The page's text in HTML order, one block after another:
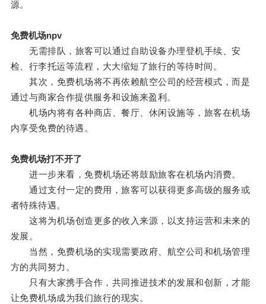
源。
免费机场npv
无需排队，旅客可以通过自助设备办理登机手续、安
检、行李托运等流程，大大缩短了旅行的等待时间。
其次，免费机场将不再依赖航空公司的经营模式，而是
通过与商家合作提供服务和设施来盈利。
机场内将有各种商店、餐厅、休闲设施等，旅客在机场
内享受免费的待遇。
免费机场打不开了
进一步来看，免费机场还将鼓励旅客在机场内消费。
通过支付一定的费用，旅客可以获得更多高级的服务或
者特殊待遇。
这将为机场创造更多的收入来源，以支持运营和未来的
发展。
当然，免费机场的实现需要政府、航空公司和机场管理
方的共同努力。
只有大家携手合作，共同推进技术的发展和创新，才能
让免费机场成为我们旅行的现实。